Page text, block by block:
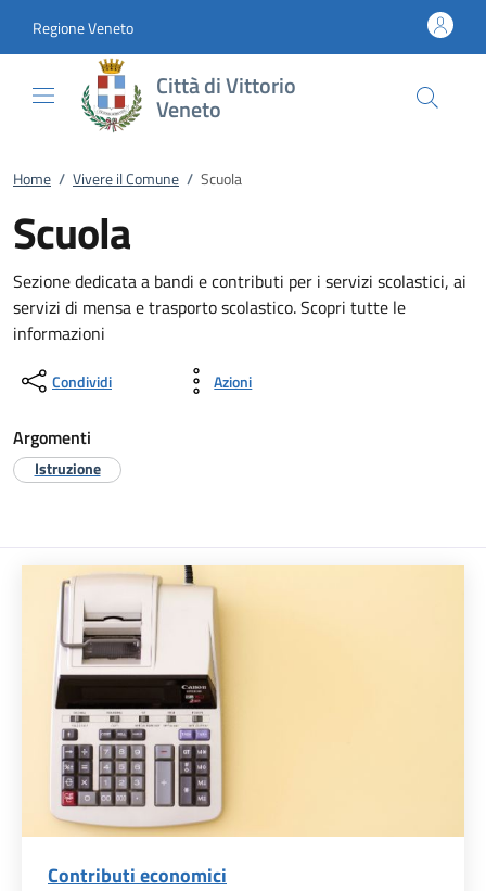
Regione Veneto
Città di Vittorio
Veneto
Home / Vivere il Comune / Scuola
Scuola
Sezione dedicata a bandi e contributi per i servizi scolastici, ai
servizi di mensa e trasporto scolastico. Scopri tutte le
informazioni
Condividi Azioni
Argomenti
Istruzione
Contributi economici